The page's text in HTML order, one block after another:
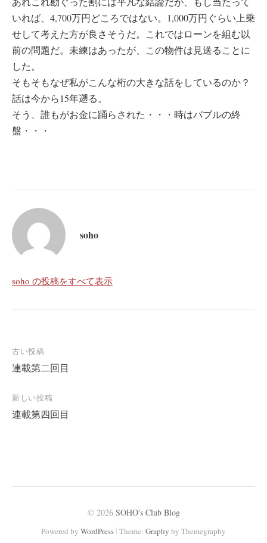
いれば、4,700万円どころではない。1,000万円ぐらい上乗
せして考えた方が良さそうだ。これではローンを組む以
前の問題だ。未練はあったが、この物件は見送ることに
した。
そもそもなぜ私がこんな桁の大きな話をしているのか？
話は今から15年遡る。
そう、誰もがお金に踊らされた・・・時はバブルの終
盤・・・
soho
soho の投稿をすべて表示
投
稿
ナ
ビ
ゲ
古い投稿
連載第二回目
新しい投稿
連載第四回目
© 2026 SOHO's Club Blog
Powered by WordPress | Theme: Graphy by Themegraphy